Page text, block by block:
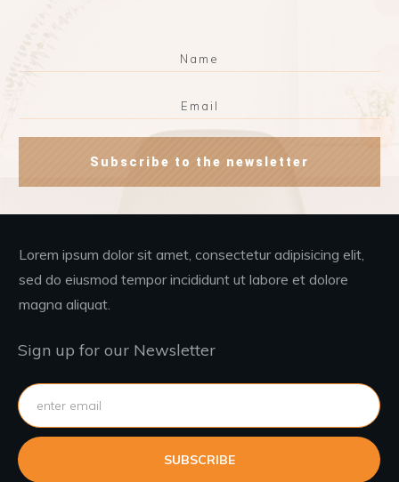
Subscribe to the newsletter
Lorem ipsum dolor sit amet, consectetur adipisicing elit,
sed do eiusmod tempor incididunt ut labore et dolore
magna aliquat.
Sign up for our Newsletter
SUBSCRIBE